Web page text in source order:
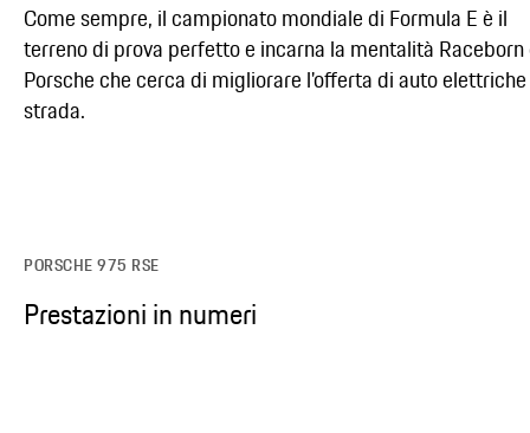
Come sempre, il campionato mondiale di Formula E è il
terreno di prova perfetto e incarna la mentalità
Porsche che cerca di migliorare l'offerta di auto
strada.
PORSCHE 975 RSE
Prestazioni in numeri